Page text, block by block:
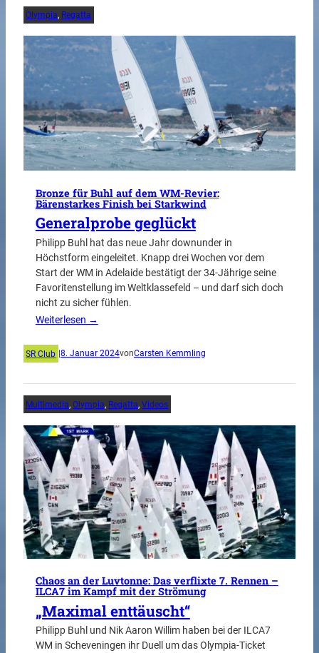
Olympia, Regatta
Bronze für Buhl auf dem WM-Revier:
Bärenstarkes Finish bei Starkwind
Generalprobe geglückt
Philipp Buhl hat das neue Jahr downunder in
Höchstform eingeleitet. Knapp drei Wochen vor dem
Start der WM in Adelaide bestätigt der 34-Jährige seine
Favoritenstellung im Weltklassefeld – und darf sich doch
nicht zu sicher fühlen.
Weiterlesen →
SR Club 8. Januar 2024vonCarsten Kemmling
Multimedia, Olympia, Regatta, Videos
Chaos an der Luvtonne: Das verflixte 7. Rennen –
ILCA7 im Kampf mit der Strömung
„Maximal enttäuscht“
Philipp Buhl und Nik Aaron Willim haben bei der ILCA7
WM in Scheveningen ihr Duell um das Olympia-Ticket